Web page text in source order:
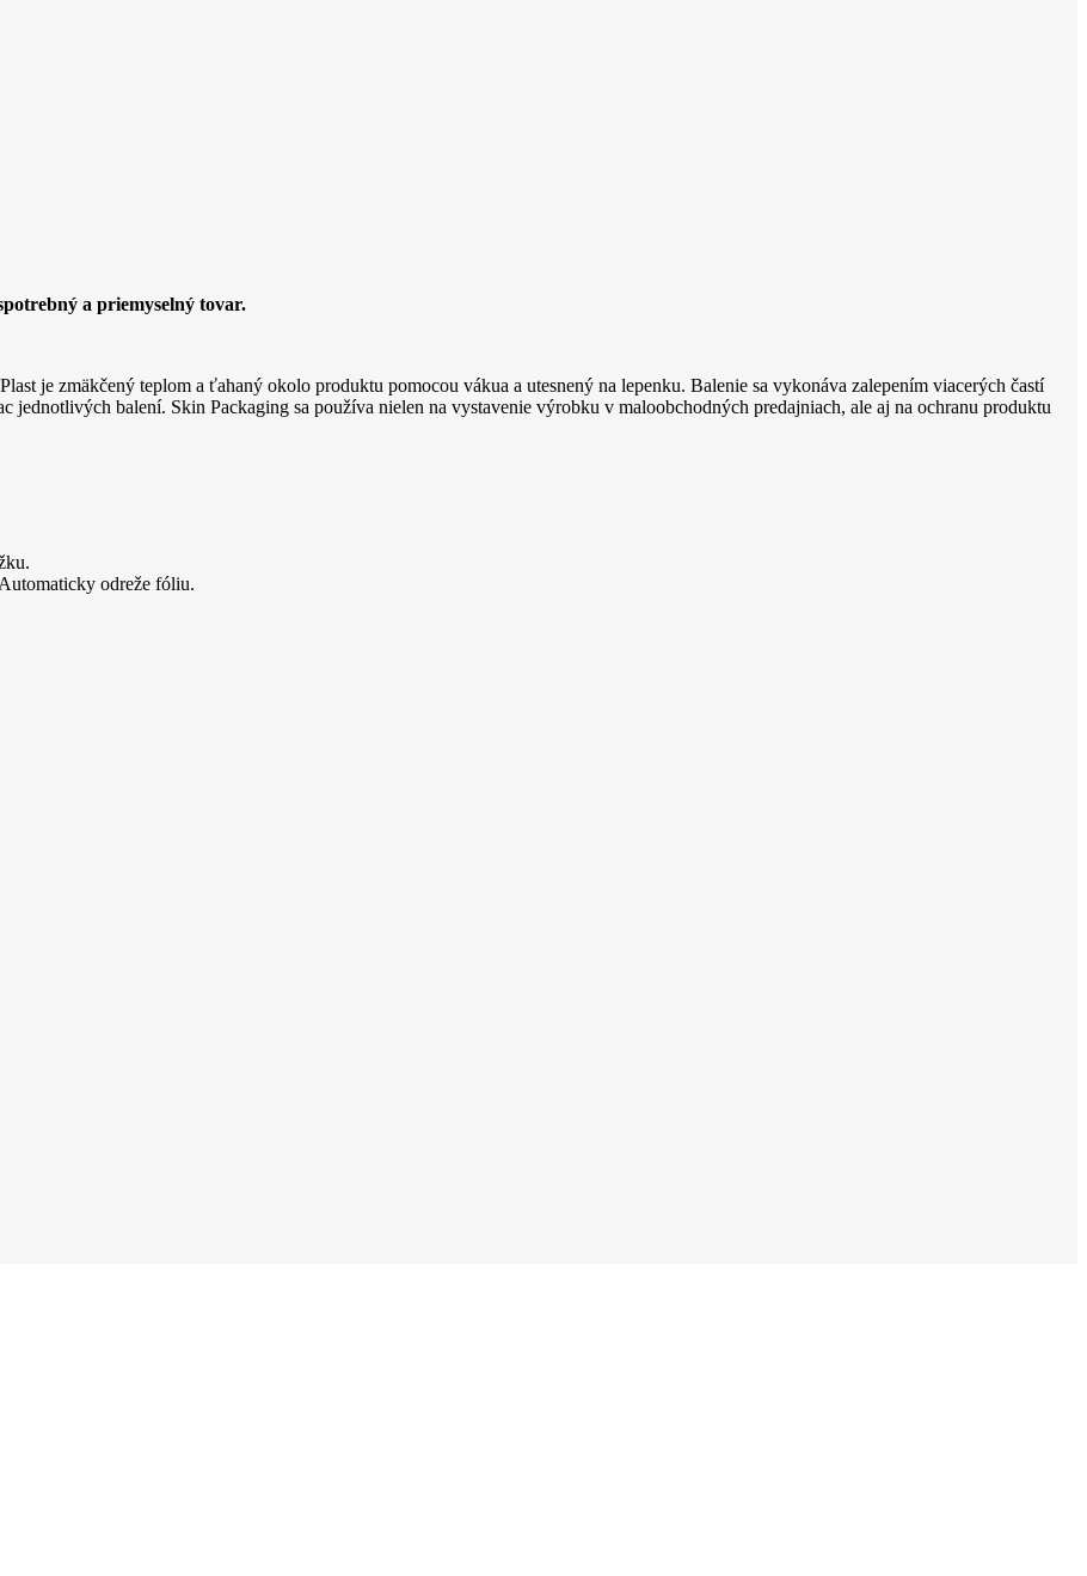
a priemyselný tovar.
je zmäkčený teplom a ťahaný okolo produktu pomocou vákua a utesnený na lepenku. Balenie sa vykonáva zalepením viacerých častí
jednotlivých balení. Skin Packaging sa používa nielen na vystavenie výrobku v maloobchodných predajniach, ale aj na ochranu produktu
odreže fóliu.